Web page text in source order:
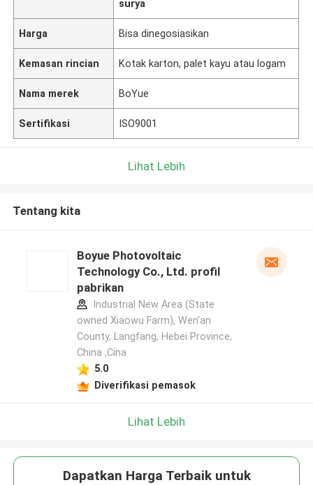
surya
Harga Bisa dinegosiasikan
Kemasan rincian Kotak karton, palet kayu atau logam
Nama merek BoYue
Sertifikasi ISO9001
Lihat Lebih
Tentang kita
Boyue Photovoltaic
Technology Co., Ltd. profil
pabrikan
Industrial New Area (State
owned Xiaowu Farm), Wen'an
County, Langfang, Hebei Province,
China ,Cina
5.0
Diverifikasi pemasok
Lihat Lebih
Dapatkan Harga Terbaik untuk